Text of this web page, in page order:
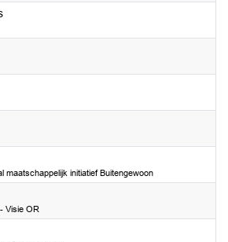
2024
maatschappelijk initiatief Buitengewoon
Visie OR